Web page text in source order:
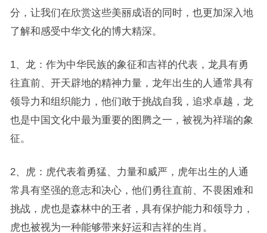
分，让我们在欣赏这些美丽成语的同时，也更加深入地
了解和感受中华文化的博大精深。
1、龙：作为中华民族的象征和吉祥的代表，龙具有勇
往直前、开天辟地的精神力量，龙年出生的人通常具有
领导力和组织能力，他们敢于挑战自我，追求卓越，龙
也是中国文化中最为重要的图腾之一，被视为祥瑞的象
征。
2、虎：虎代表着勇猛、力量和威严，虎年出生的人通
常具有坚强的意志和决心，他们勇往直前、不畏困难和
挑战，虎也是森林中的王者，具有保护能力和领导力，
虎也被视为一种能够带来好运和吉祥的生肖。